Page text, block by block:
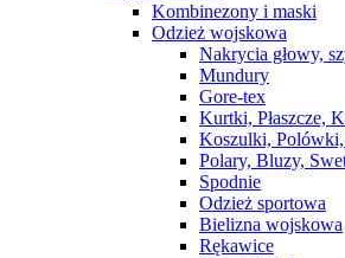
Kombinezony i maski
Odzież wojskowa
Nakrycia głowy,
Mundury
Gore-tex
Kurtki, Płaszcze,
Koszulki,
Polary, Bluzy,
Spodnie
Odzież sportowa
Bielizna wojskowa
Rękawice